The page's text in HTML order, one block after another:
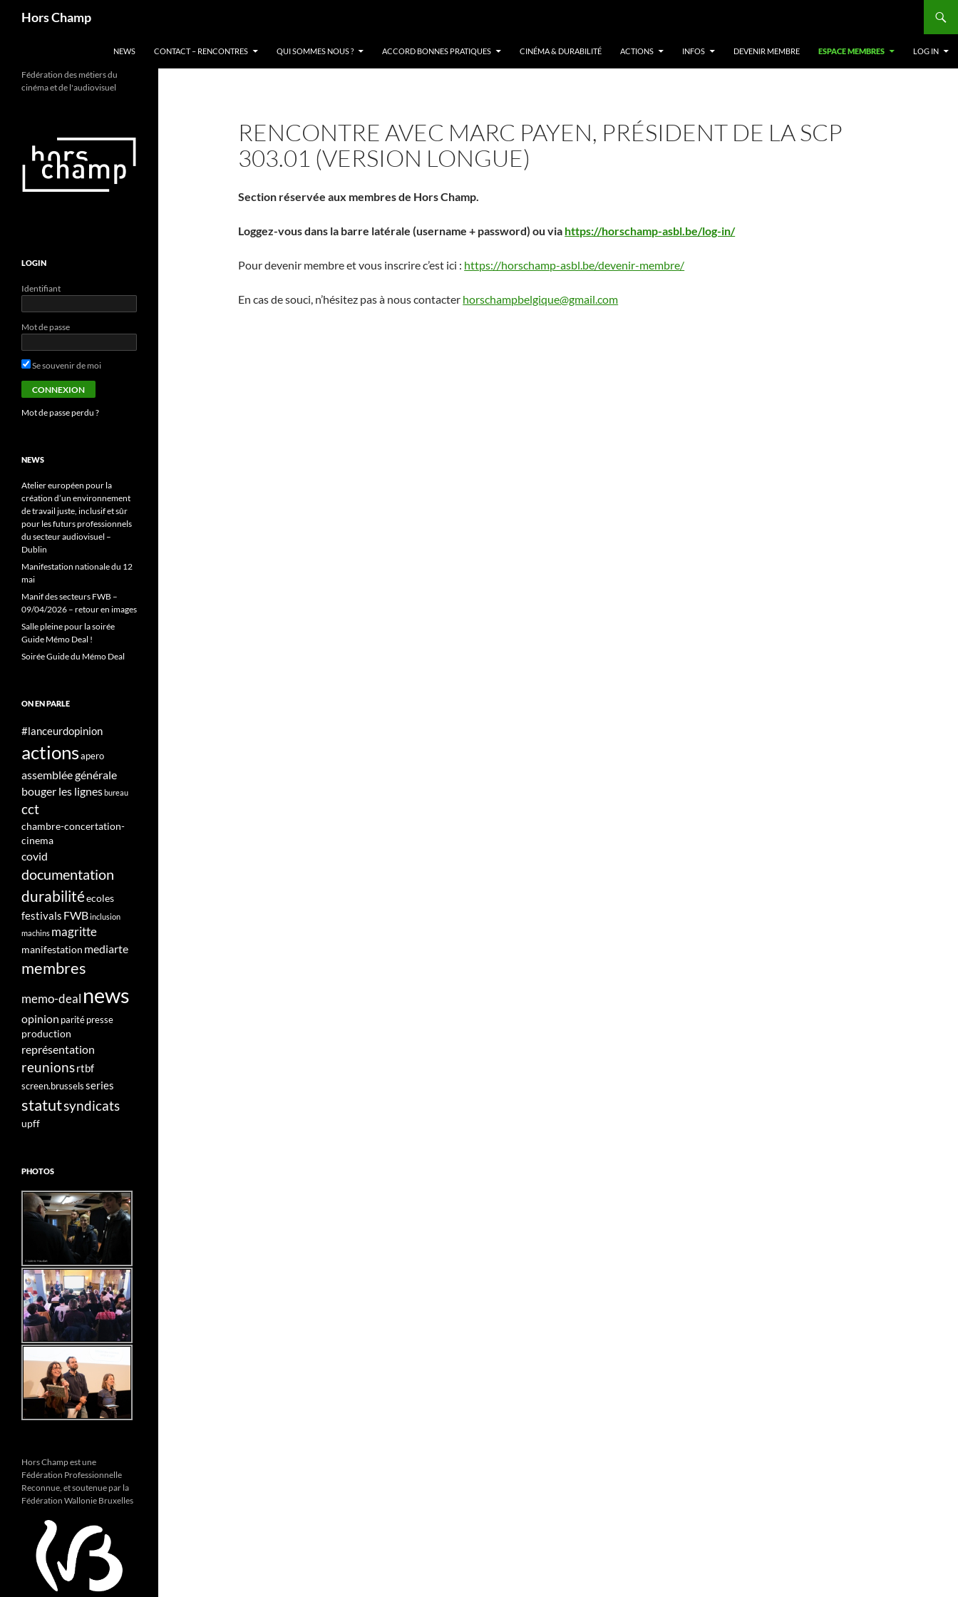
Hors Champ
NEWS CONTACT – RENCONTRES QUI SOMMES NOUS ? ACCORD BONNES PRATIQUES CINÉMA & DURABILITÉ ACTIONS INFOS DEVENIR MEMBRE ESPACE MEMBRES LOG IN
RENCONTRE AVEC MARC PAYEN, PRÉSIDENT DE LA SCP
303.01 (VERSION LONGUE)
Section réservée aux membres de Hors Champ.
Loggez-vous dans la barre latérale (username + password) ou via https://horschamp-asbl.be/log-in/
Pour devenir membre et vous inscrire c’est ici : https://horschamp-asbl.be/devenir-membre/
En cas de souci, n’hésitez pas à nous contacter horschampbelgique@gmail.com
Fédération des métiers du
cinéma et de l'audiovisuel
LOGIN
Identifiant
Mot de passe
Se souvenir de moi
Mot de passe perdu ?
NEWS
Atelier européen pour la
création d’un environnement
de travail juste, inclusif et sûr
pour les futurs professionnels
du secteur audiovisuel –
Dublin
Manifestation nationale du 12
mai
Manif des secteurs FWB –
09/04/2026 – retour en images
Salle pleine pour la soirée
Guide Mémo Deal !
Soirée Guide du Mémo Deal
ON EN PARLE
#lanceurdopinion
actionsapero
assemblée générale
bouger les lignesbureau
cct
chambre-concertation-
cinema
covid
documentation
durabilitéecoles
festivals FWBinclusion
machins magritte
manifestation mediarte
membres
memo-deal news
opinion parité presse
production
représentation
reunionsrtbf
screen.brussels series
statutsyndicats
upff
PHOTOS
Hors Champ est une
Fédération Professionnelle
Reconnue, et soutenue par la
Fédération Wallonie Bruxelles